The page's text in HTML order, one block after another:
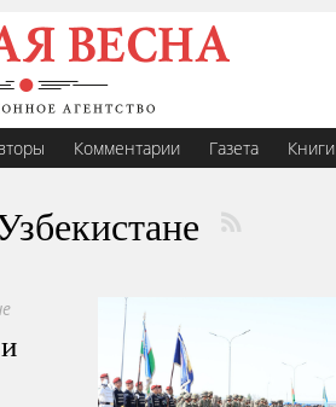
Комментарии Газета Книги